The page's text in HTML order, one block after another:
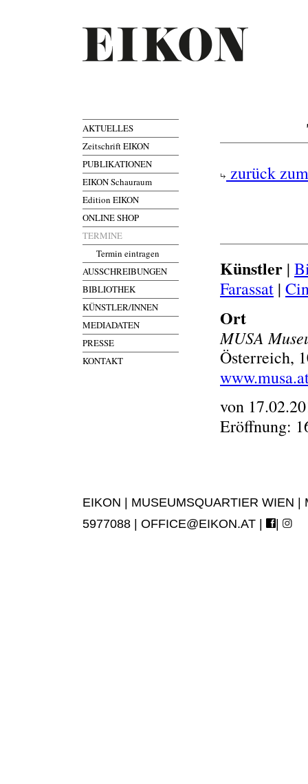
AKTUELLES
Zeitschrift EIKON
PUBLIKATIONEN
EIKON Schauraum
Edition EIKON
ONLINE SHOP
TERMINE
Termin eintragen
AUSSCHREIBUNGEN
BIBLIOTHEK
KÜNSTLER/INNEN
MEDIADATEN
PRESSE
KONTAKT
zurück
Künstler |
Farassat |
Ort
MUSA
Österreich,
von
Eröffnung:
EIKON | MUSEUMSQUARTIER WIEN
5977088 | OFFICE@EIKON.AT | |